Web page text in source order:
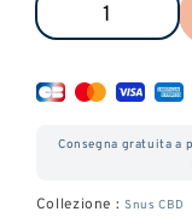
Ridurre
quantità
di
di
di
di
Consegna gratuita a
Collezione : Snus CBD